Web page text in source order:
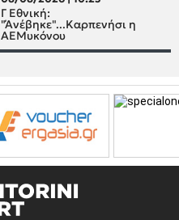
Γ Εθνική:
"Άνέβηκε"...Καρπενήσι η
ΑΕΜυκόνου